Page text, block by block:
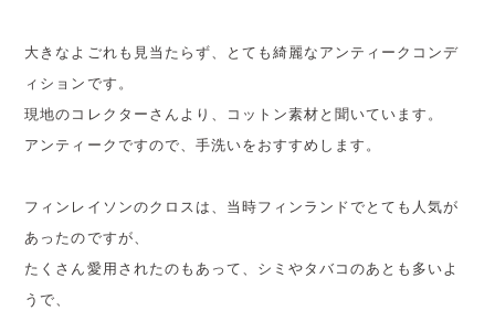
大きなよごれも見当たらず、とても綺麗なアンティークコンデ
ィションです。
現地のコレクターさんより、コットン素材と聞いています。
アンティークですので、手洗いをおすすめします。
フィンレイソンのクロスは、当時フィンランドでとても人気が
あったのですが、
たくさん愛用されたのもあって、シミやタバコのあとも多いよ
うで、